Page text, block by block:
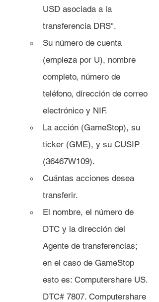
USD asociada a la
transferencia DRS".
Su número de cuenta
(empieza por U), nombre
completo, número de
teléfono, dirección de correo
electrónico y NIF.
La acción (GameStop), su
ticker (GME), y su CUSIP
(36467W109).
Cuántas acciones desea
transferir.
El nombre, el número de
DTC y la dirección del
Agente de transferencias;
en el caso de GameStop
esto es: Computershare US.
DTC# 7807. Computershare